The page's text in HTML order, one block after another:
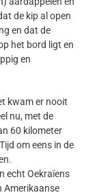
de kip al open
en dat de
het bord ligt en
en
kwam er nooit
nu, met de
60 kilometer
om eens in de
echt Oekraïens
Amerikaanse